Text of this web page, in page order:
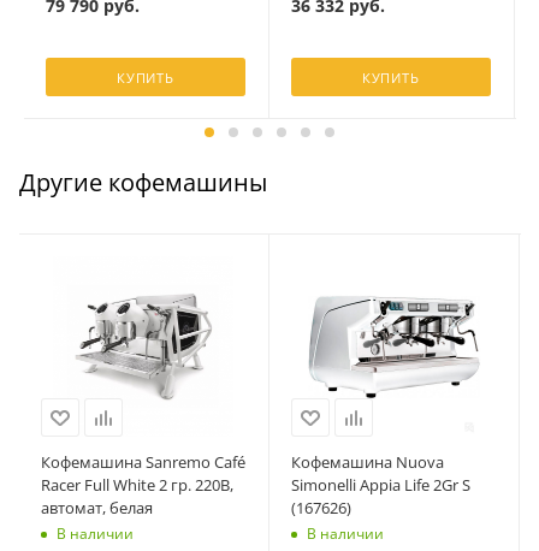
79 790руб.
КУПИТЬ
36 332руб.
КУПИТЬ
Другие кофемашины
Кофемашина Sanremo Café
Racer Full White 2 гр. 220В,
автомат, белая
В наличии
Кофемашина Nuova
Simonelli Appia Life 2Gr S
(167626)
В наличии